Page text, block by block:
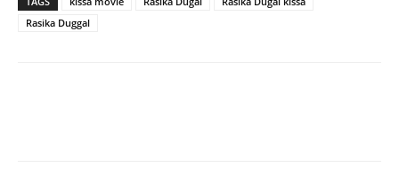
Rasika Duggal